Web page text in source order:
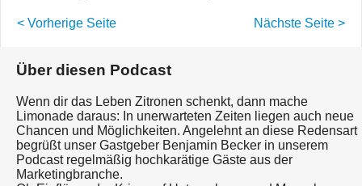
< Vorherige Seite Nächste Seite >
Über diesen Podcast
Wenn dir das Leben Zitronen schenkt, dann mache
Limonade daraus: In unerwarteten Zeiten liegen auch neue
Chancen und Möglichkeiten. Angelehnt an diese Redensart
begrüßt unser Gastgeber Benjamin Becker in unserem
Podcast regelmäßig hochkarätige Gäste aus der
Marketingbranche.